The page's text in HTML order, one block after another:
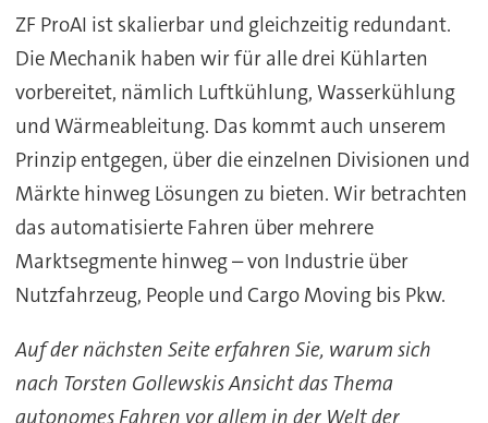
ZF ProAI ist skalierbar und gleichzeitig redundant.
Die Mechanik haben wir für alle drei Kühlarten
vorbereitet, nämlich Luftkühlung, Wasserkühlung
und Wärmeableitung. Das kommt auch unserem
Prinzip entgegen, über die einzelnen Divisionen und
Märkte hinweg Lösungen zu bieten. Wir betrachten
das automatisierte Fahren über mehrere
Marktsegmente hinweg – von Industrie über
Nutzfahrzeug, People und Cargo Moving bis Pkw.
Auf der nächsten Seite erfahren Sie, warum sich
nach Torsten Gollewskis Ansicht das Thema
autonomes Fahren vor allem in der Welt der